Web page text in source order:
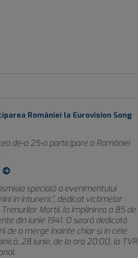
României la Eurovision Song
de-a 25-a participare a României
specială a evenimentului
în întuneric”, dedicat victimelor
Morții, la împlinirea a 85 de
din iunie 1941. O seară dedicată
de a merge înainte chiar și în cele
28 iunie, de la ora 20:00, la TVR